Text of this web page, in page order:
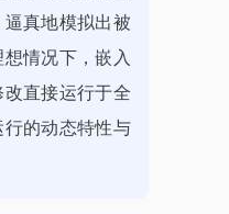
真地模拟出被
情况下，嵌入
直接运行于全
的动态特性与